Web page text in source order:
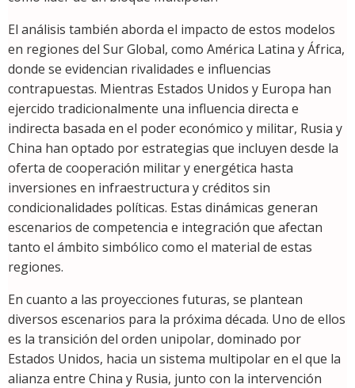
El análisis también aborda el impacto de estos modelos
en regiones del Sur Global, como América Latina y África,
donde se evidencian rivalidades e influencias
contrapuestas. Mientras Estados Unidos y Europa han
ejercido tradicionalmente una influencia directa e
indirecta basada en el poder económico y militar, Rusia y
China han optado por estrategias que incluyen desde la
oferta de cooperación militar y energética hasta
inversiones en infraestructura y créditos sin
condicionalidades políticas. Estas dinámicas generan
escenarios de competencia e integración que afectan
tanto el ámbito simbólico como el material de estas
regiones.
En cuanto a las proyecciones futuras, se plantean
diversos escenarios para la próxima década. Uno de ellos
es la transición del orden unipolar, dominado por
Estados Unidos, hacia un sistema multipolar en el que la
alianza entre China y Rusia, junto con la intervención